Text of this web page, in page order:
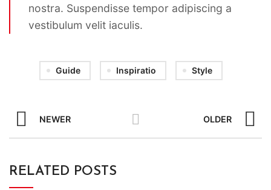
nostra. Suspendisse tempor adipiscing a
vestibulum velit iaculis.
Guide Inspiratio Style
NEWER OLDER
RELATED POSTS